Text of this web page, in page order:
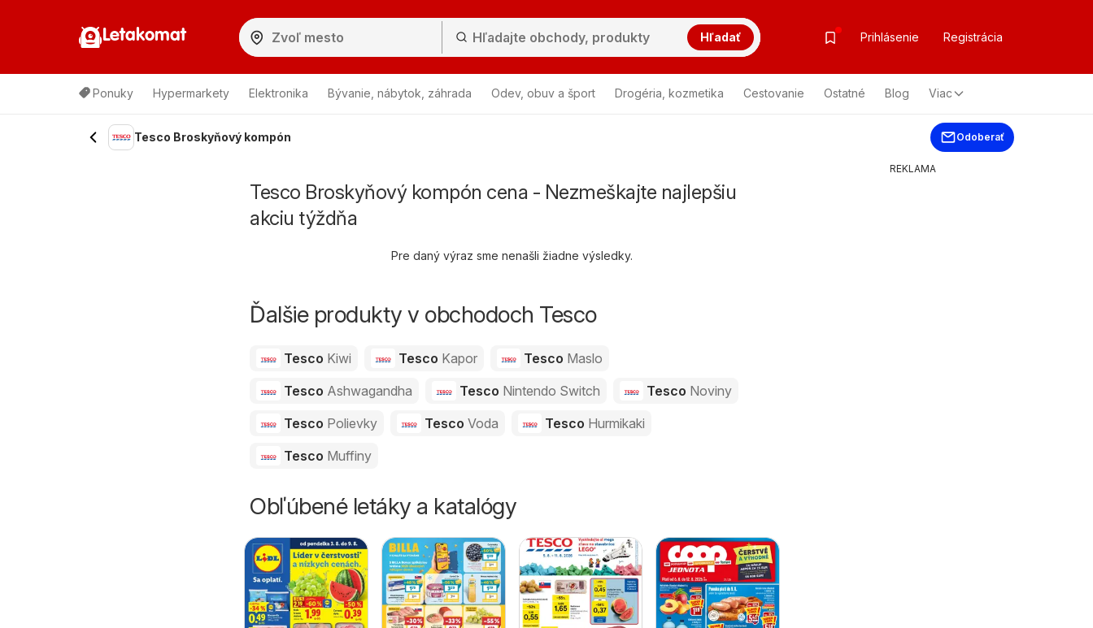
Letakomat Hľadať Prihlásenie Registrácia
Ponuky Hypermarkety Elektronika Bývanie, nábytok, záhrada Odev, obuv a šport Drogéria, kozmetika Cestovanie Ostatné Blog Viac
Tesco Broskyňový kompón Odoberať
Tesco Broskyňový kompón cena - Nezmeškajte najlepšiu
akciu týždňa
Pre daný výraz sme nenašli žiadne výsledky.
Ďalšie produkty v obchodoch Tesco
Tesco Kiwi Tesco Kapor Tesco Maslo
Tesco Ashwagandha Tesco Nintendo Switch Tesco Noviny
Tesco Polievky Tesco Voda Tesco Hurmikaki
Tesco Muffiny
Obľúbené letáky a katalógy
REKLAMA